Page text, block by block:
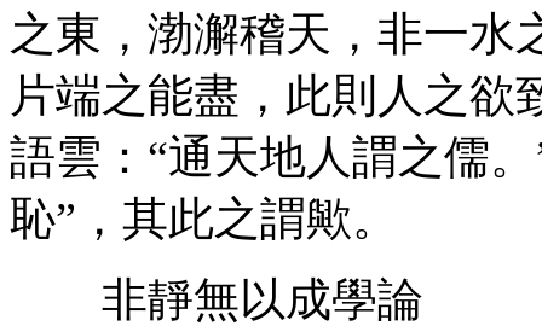
之東，渤澥稽天，非一水
片端之能盡，此則人之
語雲：“通天地人謂之儒
恥”，其此之謂歟。
非靜無以成學論